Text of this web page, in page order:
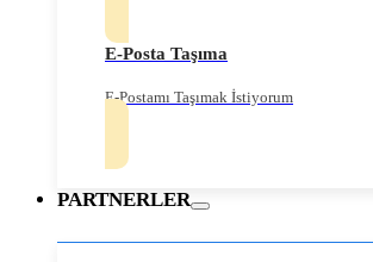
E-Posta Taşıma
E-Postamı Taşımak İstiyorum
PARTNERLER